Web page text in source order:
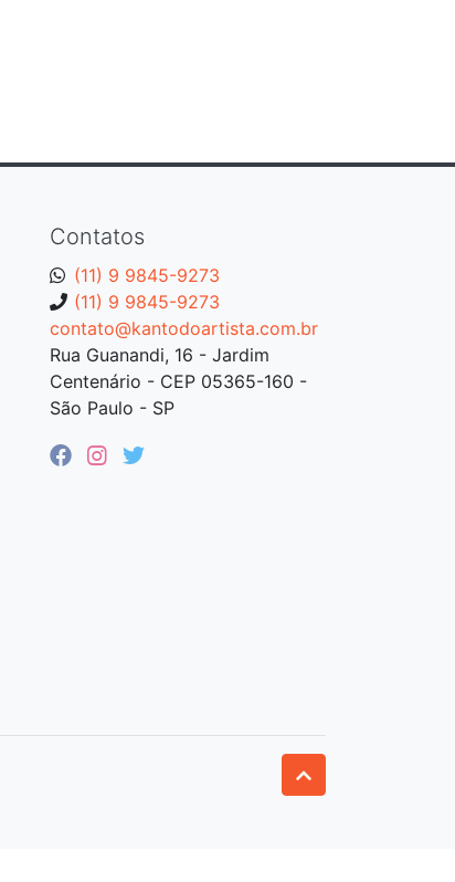
Contatos
(11) 9 9845-9273
(11) 9 9845-9273
contato@kantodoartista.com.br
Rua Guanandi, 16 - Jardim
Centenário - CEP 05365-160 -
São Paulo - SP